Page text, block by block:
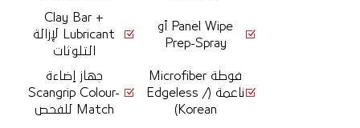
Panel Wipe أو
Prep-Spray
Clay Bar +
Lubricant لإزالة
التلوثات
فوطة Microfiber
ناعمة (Edgeless /
Korean)
جهاز إضاءة
Scangrip Colour-
Match للفحص